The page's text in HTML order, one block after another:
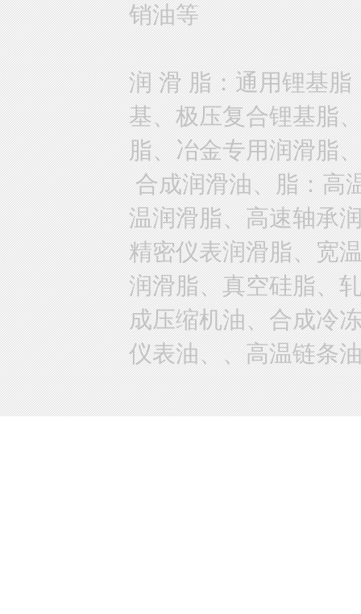
销油等
润 滑 脂：通用锂基
基、极压复合锂基脂
脂、冶金专用润滑脂
合成润滑油、脂：高
温润滑脂、高速轴承
精密仪表润滑脂、宽
润滑脂、真空硅脂、
成压缩机油、合成冷
仪表油、、高温链条